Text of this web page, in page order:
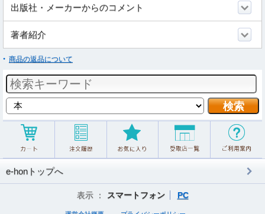
出版社・メーカーからのコメント
著者紹介
商品の返品について
e-honトップへ
表示 ： スマートフォン PC